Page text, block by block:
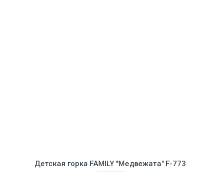
Детская горка FAMILY "Медвежата" F-773